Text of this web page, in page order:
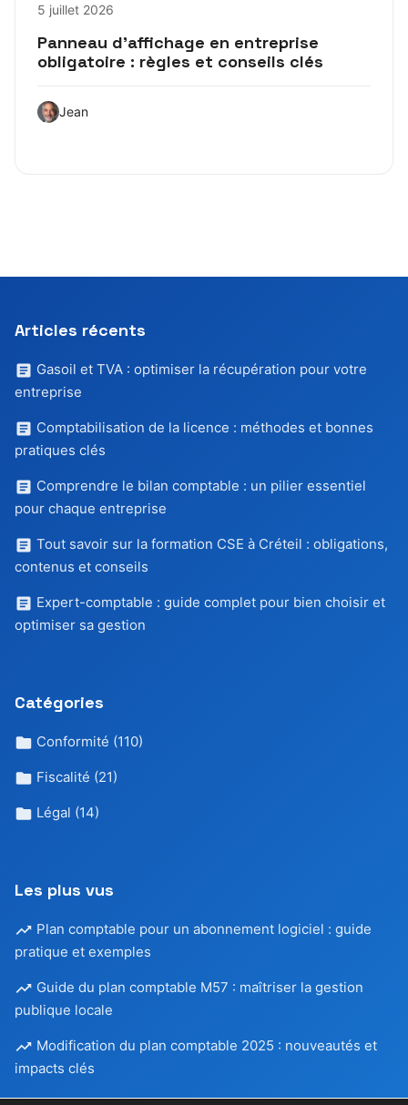
5 juillet 2026
Panneau d’affichage en entreprise
obligatoire : règles et conseils clés
Jean
Articles récents
Gasoil et TVA : optimiser la récupération pour votre
entreprise
Comptabilisation de la licence : méthodes et bonnes
pratiques clés
Comprendre le bilan comptable : un pilier essentiel
pour chaque entreprise
Tout savoir sur la formation CSE à Créteil : obligations,
contenus et conseils
Expert-comptable : guide complet pour bien choisir et
optimiser sa gestion
Catégories
Conformité (110)
Fiscalité (21)
Légal (14)
Les plus vus
Plan comptable pour un abonnement logiciel : guide
pratique et exemples
Guide du plan comptable M57 : maîtriser la gestion
publique locale
Modification du plan comptable 2025 : nouveautés et
impacts clés